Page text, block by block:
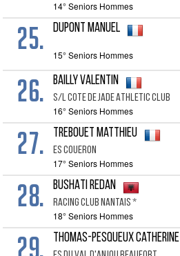
14° Seniors Hommes
25. DUPONT Manuel
15° Seniors Hommes
26. BAILLY Valentin
S/l Cote De Jade Athletic Club
16° Seniors Hommes
27. TREBOUET Matthieu
Es Coueron
17° Seniors Hommes
28. BUSHATI Redan
Racing Club Nantais *
18° Seniors Hommes
29. THOMAS-PESQUEUX Catherine